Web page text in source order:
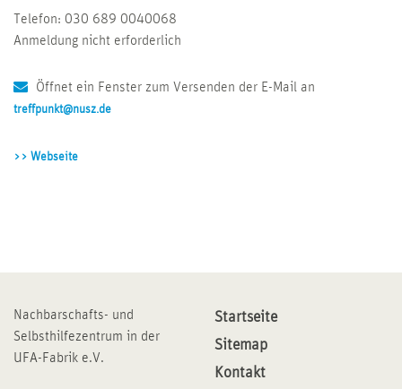
Telefon: 030 689 0040068
Anmeldung nicht erforderlich
Öffnet ein Fenster zum Versenden der E-Mail an
treffpunkt@nusz.de
>> Webseite
Nachbarschafts- und
Selbsthilfezentrum in der
UFA-Fabrik e.V.
Startseite
Sitemap
Kontakt